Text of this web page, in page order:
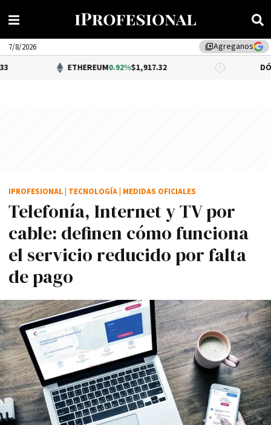
library_addAgreganos
7/8/2026
ETHEREUM0.92%$1,917.32 DÓLAR BNA
Telefonía, Internet y TV por
cable: definen cómo funciona
el servicio reducido por falta
de pago
IPROFESIONAL TECNOLOGÍA MEDIDAS OFICIALES